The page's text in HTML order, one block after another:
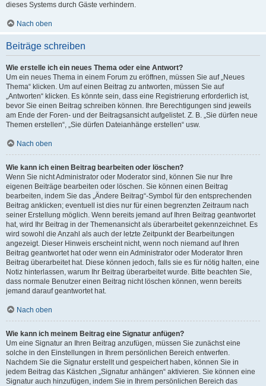
dieses Systems durch Gäste verhindern.
Nach oben
Beiträge schreiben
Wie erstelle ich ein neues Thema oder eine Antwort?
Um ein neues Thema in einem Forum zu eröffnen, müssen Sie auf „Neues
Thema“ klicken. Um auf einen Beitrag zu antworten, müssen Sie auf
„Antworten“ klicken. Es könnte sein, dass eine Registrierung erforderlich ist,
bevor Sie einen Beitrag schreiben können. Ihre Berechtigungen sind jeweils
am Ende der Foren- und der Beitragsansicht aufgelistet. Z. B. „Sie dürfen neue
Themen erstellen“, „Sie dürfen Dateianhänge erstellen“ usw.
Nach oben
Wie kann ich einen Beitrag bearbeiten oder löschen?
Wenn Sie nicht Administrator oder Moderator sind, können Sie nur Ihre
eigenen Beiträge bearbeiten oder löschen. Sie können einen Beitrag
bearbeiten, indem Sie das „Ändere Beitrag“-Symbol für den entsprechenden
Beitrag anklicken; eventuell ist dies nur für einen begrenzten Zeitraum nach
seiner Erstellung möglich. Wenn bereits jemand auf Ihren Beitrag geantwortet
hat, wird Ihr Beitrag in der Themenansicht als überarbeitet gekennzeichnet. Es
wird sowohl die Anzahl als auch der letzte Zeitpunkt der Bearbeitungen
angezeigt. Dieser Hinweis erscheint nicht, wenn noch niemand auf Ihren
Beitrag geantwortet hat oder wenn ein Administrator oder Moderator Ihren
Beitrag überarbeitet hat. Diese können jedoch, falls sie es für nötig halten, eine
Notiz hinterlassen, warum Ihr Beitrag überarbeitet wurde. Bitte beachten Sie,
dass normale Benutzer einen Beitrag nicht löschen können, wenn bereits
jemand darauf geantwortet hat.
Nach oben
Wie kann ich meinem Beitrag eine Signatur anfügen?
Um eine Signatur an Ihren Beitrag anzufügen, müssen Sie zunächst eine
solche in den Einstellungen in Ihrem persönlichen Bereich entwerfen.
Nachdem Sie die Signatur erstellt und gespeichert haben, können Sie in
jedem Beitrag das Kästchen „Signatur anhängen“ aktivieren. Sie können eine
Signatur auch hinzufügen, indem Sie in Ihrem persönlichen Bereich das